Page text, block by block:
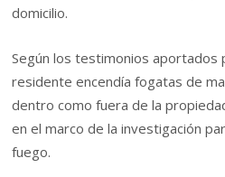
domicilio.
Según los testimonios aportados
residente encendía fogatas de
dentro como fuera de la
en el marco de la investigación
fuego.